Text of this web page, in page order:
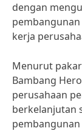
dengan
kerja
Menurut
Bambang
perusahaan
berkelanjutan